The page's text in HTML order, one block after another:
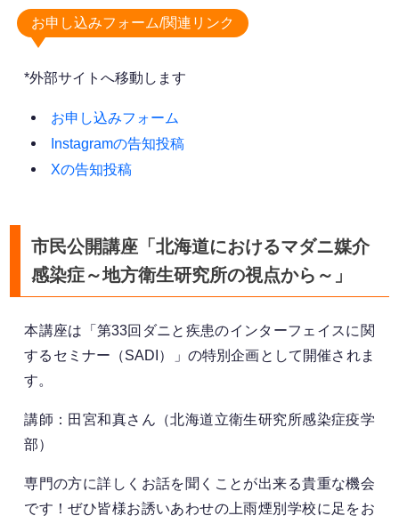
お申し込みフォーム/関連リンク
*外部サイトへ移動します
お申し込みフォーム
Instagramの告知投稿
Xの告知投稿
市民公開講座「北海道におけるマダニ媒介
感染症～地方衛生研究所の視点から～」
本講座は「第33回ダニと疾患のインターフェイスに関
するセミナー（SADI）」の特別企画として開催されま
す。
講師：田宮和真さん（北海道立衛生研究所感染症疫学
部）
専門の方に詳しくお話を聞くことが出来る貴重な機会
です！ぜひ皆様お誘いあわせの上雨煙別学校に足をお